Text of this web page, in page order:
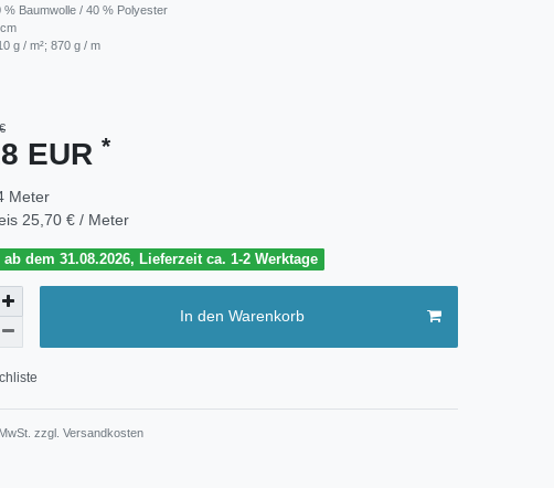
% Baumwolle / 40 % Polyester
g / m²; 870 g / m
EUR *
Meter
25,70 € / Meter
ab dem 31.08.2026, Lieferzeit ca. 1-2 Werktage
In den Warenkorb
zzgl. Versandkosten